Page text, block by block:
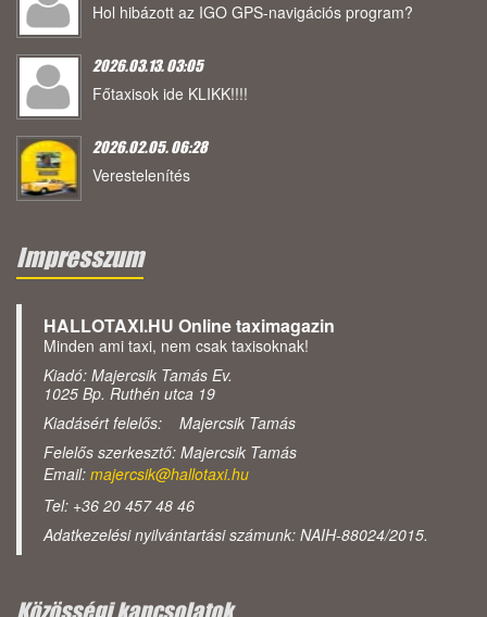
Hol hibázott az IGO GPS-navigációs program?
2026.03.13. 03:05
Főtaxisok ide KLIKK!!!!
2026.02.05. 06:28
Verestelenítés
Impresszum
HALLOTAXI.HU Online taximagazin
Minden ami taxi, nem csak taxisoknak!
Kiadó: Majercsik Tamás Ev.
1025 Bp. Ruthén utca 19
Kiadásért felelős: Majercsik Tamás
Felelős szerkesztő: Majercsik Tamás
Email: majercsik@hallotaxi.hu
Tel: +36 20 457 48 46
Adatkezelési nyilvántartási számunk: NAIH-88024/2015.
Közösségi kapcsolatok